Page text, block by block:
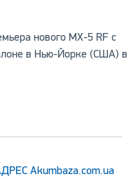
нового MX-5 RF с
в Нью-Йорке (США) в
Аkumbaza.com.ua